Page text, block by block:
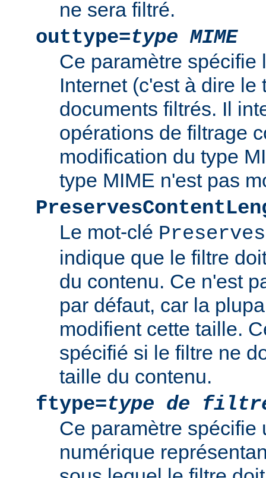
ne sera filtré.
outtype=type MIME
Ce paramètre spécifie
Internet (c'est à dire le
documents filtrés. Il
opérations de filtrage
modification du type
type MIME n'est pas
Le mot-clé
indique que le filtre
du contenu. Ce n'est
par défaut, car la
modifient cette taille.
spécifié si le filtre ne
taille du contenu.
ftype=type de
Ce paramètre spécifie
numérique